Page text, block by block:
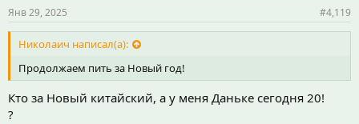
:
Янв 29, 2025 #4,119
Николаич написал(а):
Продолжаем пить за Новый год!
Кто за Новый китайский, а у меня Даньке сегодня 20!
?